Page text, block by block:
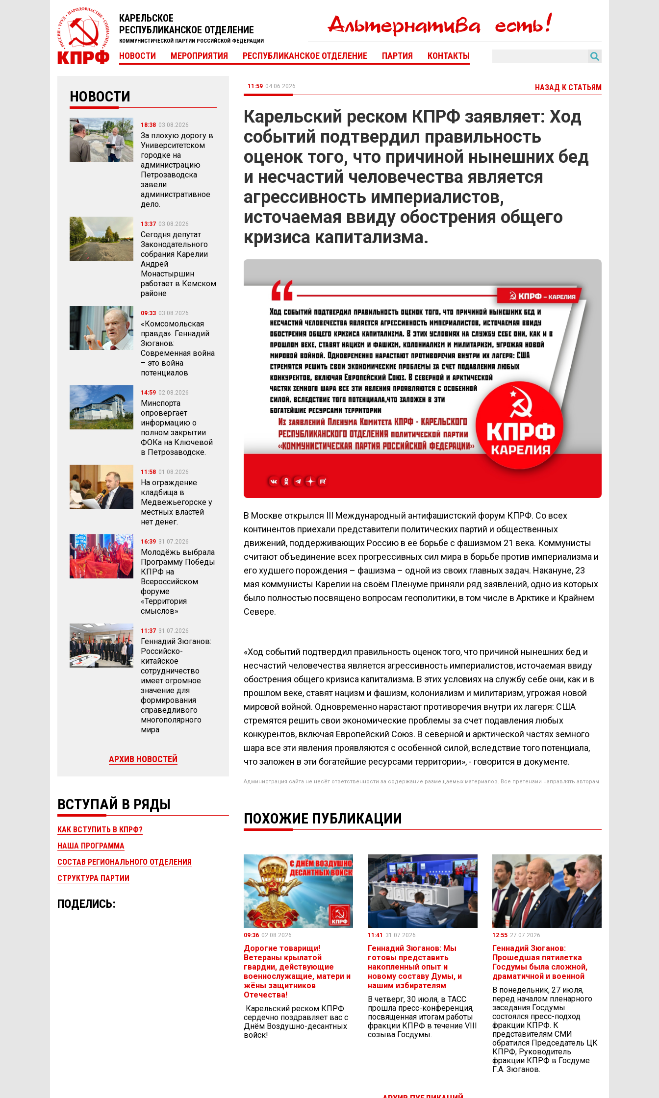
КАРЕЛЬСКОЕ
РЕСПУБЛИКАНСКОЕ ОТДЕЛЕНИЕ
КОММУНИСТИЧЕСКОЙ ПАРТИИ РОССИЙСКОЙ ФЕДЕРАЦИИ
НОВОСТИ МЕРОПРИЯТИЯ РЕСПУБЛИКАНСКОЕ ОТДЕЛЕНИЕ ПАРТИЯ КОНТАКТЫ
НОВОСТИ
18:38 03.08.2026
За плохую дорогу в
Университетском
городке на
администрацию
Петрозаводска
завели
административное
дело.
13:37 03.08.2026
Сегодня депутат
Законодательного
собрания Карелии
Андрей
Монастыршин
работает в Кемском
районе
09:33 03.08.2026
«Комсомольская
правда». Геннадий
Зюганов:
Современная война
– это война
потенциалов
14:59 02.08.2026
Минспорта
опровергает
информацию о
полном закрытии
ФОКа на Ключевой
в Петрозаводске.
11:58 01.08.2026
На ограждение
кладбища в
Медвежьегорске у
местных властей
нет денег.
16:39 31.07.2026
Молодёжь выбрала
Программу Победы
КПРФ на
Всероссийском
форуме
«Территория
смыслов»
11:37 31.07.2026
Геннадий Зюганов:
Российско-
китайское
сотрудничество
имеет огромное
значение для
формирования
справедливого
многополярного
мира
АРХИВ НОВОСТЕЙ
ВСТУПАЙ В РЯДЫ
КАК ВСТУПИТЬ В КПРФ?
НАША ПРОГРАММА
СОСТАВ РЕГИОНАЛЬНОГО ОТДЕЛЕНИЯ
СТРУКТУРА ПАРТИИ
ПОДЕЛИСЬ:
11:59 04.06.2026 НАЗАД К СТАТЬЯМ
Карельский реском КПРФ заявляет: Ход
событий подтвердил правильность
оценок того, что причиной нынешних бед
и несчастий человечества является
агрессивность империалистов,
источаемая ввиду обострения общего
кризиса капитализма.
В Москве открылся III Международный антифашистский форум КПРФ. Со всех
континентов приехали представители политических партий и общественных
движений, поддерживающих Россию в её борьбе с фашизмом 21 века. Коммунисты
считают объединение всех прогрессивных сил мира в борьбе против империализма и
его худшего порождения – фашизма – одной из своих главных задач. Накануне, 23
мая коммунисты Карелии на своём Пленуме приняли ряд заявлений, одно из которых
было полностью посвящено вопросам геополитики, в том числе в Арктике и Крайнем
Севере.
«Ход событий подтвердил правильность оценок того, что причиной нынешних бед и
несчастий человечества является агрессивность империалистов, источаемая ввиду
обострения общего кризиса капитализма. В этих условиях на службу себе они, как и в
прошлом веке, ставят нацизм и фашизм, колониализм и милитаризм, угрожая новой
мировой войной. Одновременно нарастают противоречия внутри их лагеря: США
стремятся решить свои экономические проблемы за счет подавления любых
конкурентов, включая Европейский Союз. В северной и арктической частях земного
шара все эти явления проявляются с особенной силой, вследствие того потенциала,
что заложен в эти богатейшие ресурсами территории», - говорится в документе.
Администрация сайта не несёт ответственности за содержание размещаемых материалов. Все претензии направлять авторам.
ПОХОЖИЕ ПУБЛИКАЦИИ
09:36 02.08.2026
Дорогие товарищи!
Ветераны крылатой
гвардии, действующие
военнослужащие, матери и
жёны защитников
Отечества!
Карельский реском КПРФ
сердечно поздравляет вас с
Днём Воздушно-десантных
войск!
11:41 31.07.2026
Геннадий Зюганов: Мы
готовы представить
накопленный опыт и
новому составу Думы, и
нашим избирателям
В четверг, 30 июля, в ТАСС
прошла пресс-конференция,
посвященная итогам работы
фракции КПРФ в течение VIII
созыва Госдумы.
12:55 27.07.2026
Геннадий Зюганов:
Прошедшая пятилетка
Госдумы была сложной,
драматичной и военной
В понедельник, 27 июля,
перед началом пленарного
заседания Госдумы
состоялся пресс-подход
фракции КПРФ. К
представителям СМИ
обратился Председатель ЦК
КПРФ, Руководитель
фракции КПРФ в Госдуме
Г.А. Зюганов.